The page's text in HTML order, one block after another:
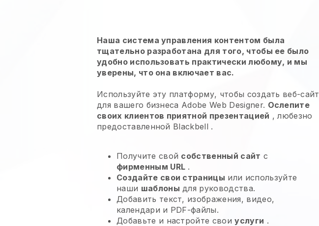
Наша система управления контентом была
тщательно разработана для того, чтобы ее было
удобно использовать практически любому, и мы
уверены, что она включает вас.
Используйте эту платформу, чтобы создать веб-сайт
для вашего бизнеса Adobe Web Designer. Ослепите
своих клиентов приятной презентацией , любезно
предоставленной Blackbell .
Получите свой собственный сайт с
фирменным URL .
Создайте свои страницы или используйте
наши шаблоны для руководства.
Добавить текст, изображения, видео,
календари и PDF-файлы.
Добавьте и настройте своиуслуги .